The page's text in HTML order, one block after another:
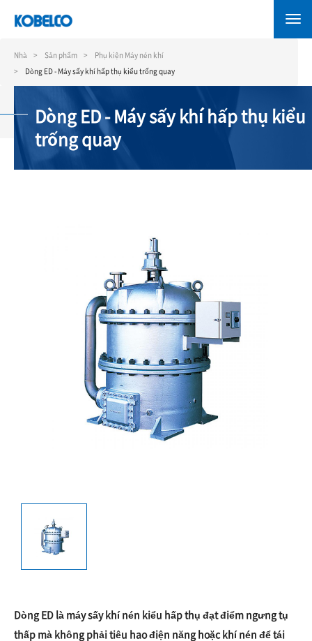
đến
dung
Nhà Sản phẩm
Phụ kiện Máy nén khí
Dòng ED - Máy sấy khí hấp thụ kiểu trống quay
Dòng ED - Máy sấy khí hấp thụ kiểu
trống quay
Dòng ED là máy sấy khí nén kiểu hấp thụ đạt điểm ngưng tụ
thấp mà không phải tiêu hao điện năng hoặc khí nén để tái